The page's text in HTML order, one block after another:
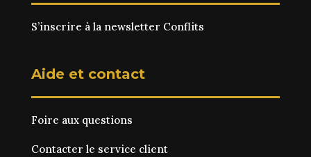
S’inscrire à la newsletter Conflits
Aide et contact
Foire aux questions
Contacter le service client